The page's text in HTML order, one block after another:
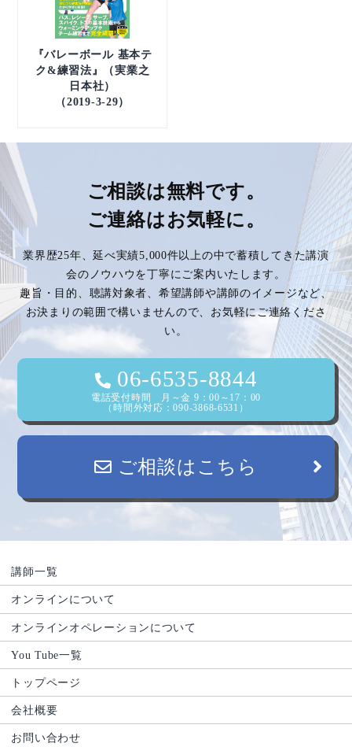
『バレーボール 基本テ
ク&練習法』（実業之
日本社）
（2019-3-29）
ご相談は無料です。
ご連絡はお気軽に。
業界歴25年、延べ実績5,000件以上の中で蓄積してきた講演
会のノウハウを丁寧にご案内いたします。
趣旨・目的、聴講対象者、希望講師や講師のイメージなど、
お決まりの範囲で構いませんので、お気軽にご連絡くださ
い。
06-6535-8844
電話受付時間 月～金 9：00～17：00
（時間外対応：090-3868-6531）
ご相談はこちら
講師一覧
オンラインについて
オンラインオペレーションについて
You Tube一覧
トップページ
会社概要
お問い合わせ